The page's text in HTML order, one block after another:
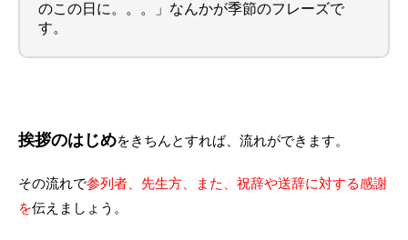
のこの日に。。。」なんかが季節のフレーズで
す。
挨拶のはじめをきちんとすれば、流れができます。
その流れで参列者、先生方、また、祝辞や送辞に対する感謝
を伝えましょう。